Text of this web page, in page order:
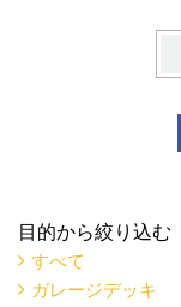
目的から絞り込む
すべて
ガレージデッキ